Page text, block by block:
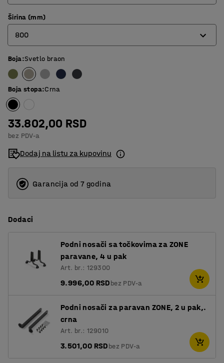
1360
1700
Širina (mm)
800
800
1000
Boja:Svetlo braon
Boja stopa:Crna
33.802,00 RSD
bez PDV-a
Dodaj na listu za kupovinu
Garancija od 7 godina
Dodaci
Podni nosači sa točkovima za ZONE
paravane, 4 u pak
Art. br.: 129300
9.996,00 RSDbez PDV-a
Podni nosači za paravan ZONE, 2 u pak,.
crna
Art. br.: 129010
3.501,00 RSDbez PDV-a